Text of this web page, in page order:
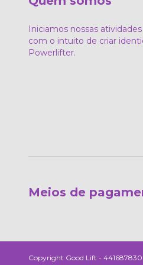
Iniciamos nossas
com o intuito de criar
Powerlifter.
Meios de
Copyright Good Lift -